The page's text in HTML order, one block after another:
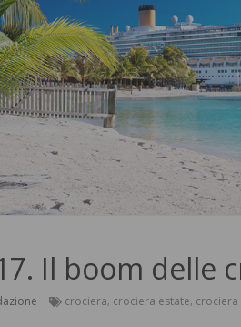
Il boom delle
crociera, crociera estate, crociera